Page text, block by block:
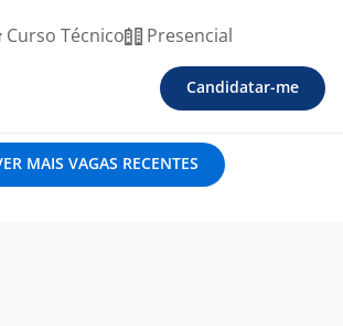
Curso Técnico Presencial
Candidatar-me
MAIS VAGAS RECENTES